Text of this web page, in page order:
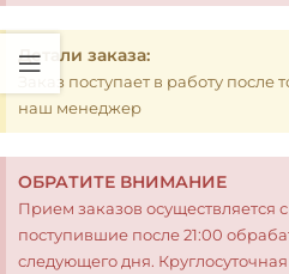
Детали заказа:
Заказ поступает в работу после
наш менеджер
ОБРАТИТЕ ВНИМАНИЕ
Прием заказов осуществляется
поступившие после 21:00
следующего дня.